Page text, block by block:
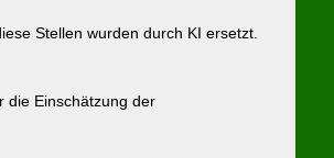
Stellen wurden durch KI ersetzt.
die Einschätzung der